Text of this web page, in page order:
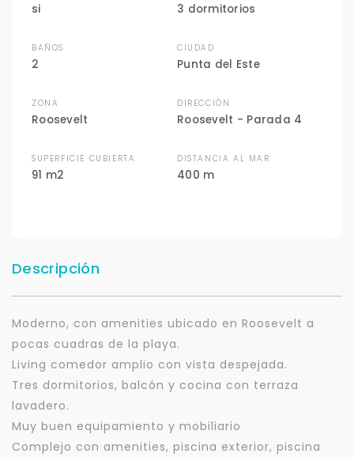
si 3 dormitorios
BAÑOS
2
CIUDAD
Punta del Este
ZONA
Roosevelt
DIRECCIÓN
Roosevelt - Parada 4
SUPERFICIE CUBIERTA
91 m2
DISTANCIA AL MAR
400 m
Descripción
Moderno, con amenities ubicado en Roosevelt a
pocas cuadras de la playa.
Living comedor amplio con vista despejada.
Tres dormitorios, balcón y cocina con terraza
lavadero.
Muy buen equipamiento y mobiliario
Complejo con amenities, piscina exterior, piscina